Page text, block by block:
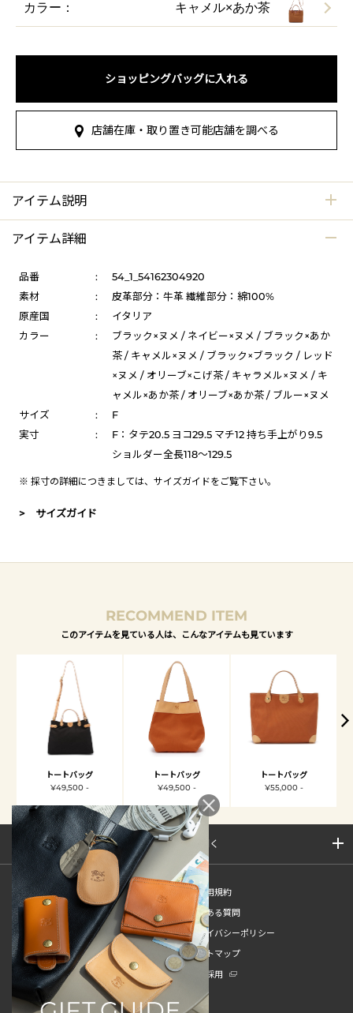
カラー： キャメル×あか茶
ショッピングバッグに入れる
店舗在庫・取り置き可能店舗を調べる
アイテム説明
アイテム詳細
品番 :
54_1_54162304920
素材
:
皮革部分：牛革 繊維部分：綿100%
原産国
:
イタリア
カラー
:
ブラック×ヌメ / ネイビー×ヌメ / ブラック×あか
茶 / キャメル×ヌメ / ブラック×ブラック / レッド
×ヌメ / オリーブ×こげ茶 / キャラメル×ヌメ / キ
ャメル×あか茶 / オリーブ×あか茶 / ブルー×ヌメ
サイズ
:
F
実寸
:
F：タテ20.5 ヨコ29.5 マチ12 持ち手上がり9.5
ショルダー全長118～129.5
※ 採寸の詳細につきましては、 サイズガイドをご覧下さい。
> サイズガイド
RECOMMEND ITEM
このアイテムを見ている人は、こんなアイテムも見ています
トートバッグ
¥49,500 -
トートバッグ
¥49,500 -
トートバッグ
¥55,000 -
サイトマップを開く
新規会員登録
ご利用規約
ご利用ガイド
よくある質問
特定商取引法
プライバシーポリシー
お問い合わせ
サイトマップ
販売スタッフ中途採用
新卒採用